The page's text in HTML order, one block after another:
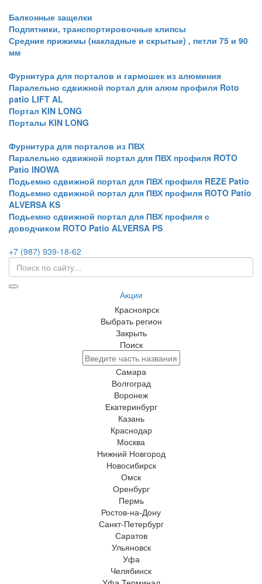
Балконные защелки
Подпятники, транспортировочные клипсы
Средние прижимы (накладные и скрытые) , петли 75 и 90
мм
Фурнитура для порталов и гармошек из алюминия
Паралельно сдвижной портал для алюм профиля Roto
patio LIFT AL
Портал KIN LONG
Порталы KIN LONG
Фурнитура для порталов из ПВХ
Паралельно сдвижной портал для ПВХ профиля ROTO
Patio INOWA
Подьемно сдвижной портал для ПВХ профиля REZE Patio
Подьемно сдвижной портал для ПВХ профиля ROTO Patio
ALVERSA KS
Подьемно сдвижной портал для ПВХ профиля с
доводчиком ROTO Patio ALVERSA PS
+7 (987) 939-18-62
Акции
Красноярск
Выбрать регион
Закрыть
Поиск
Самара
Волгоград
Воронеж
Екатеринбург
Казань
Краснодар
Москва
Нижний Новгород
Новосибирск
Омск
Оренбург
Пермь
Ростов-на-Дону
Санкт-Петербург
Саратов
Ульяновск
Уфа
Челябинск